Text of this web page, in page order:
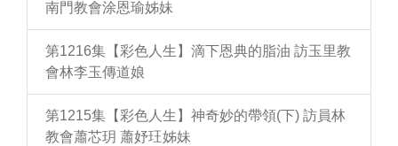
南門教會涂恩瑜姊妹
第1216集【彩色人生】滴下恩典的脂油 訪玉里教
會林李玉傳道娘
第1215集【彩色人生】神奇妙的帶領(下) 訪員林
教會蕭芯玥 蕭妤玨姊妹